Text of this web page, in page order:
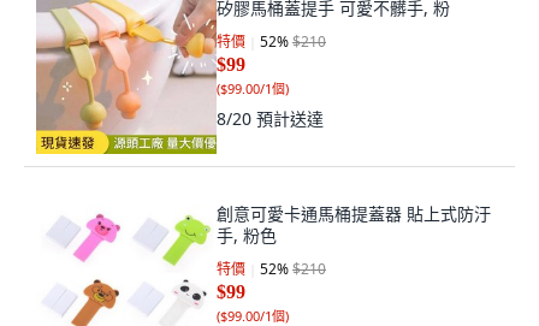
矽膠馬桶蓋提手 可愛不髒手, 粉
特價 52%$210
$99
($99.00/1個)
8/20 預計送達
創意可愛卡通馬桶提蓋器 貼上式防汙
手, 粉色
特價 52%$210
$99
($99.00/1個)